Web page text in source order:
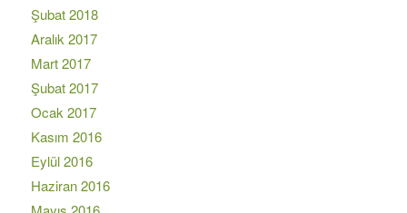
Şubat 2018
Aralık 2017
Mart 2017
Şubat 2017
Ocak 2017
Kasım 2016
Eylül 2016
Haziran 2016